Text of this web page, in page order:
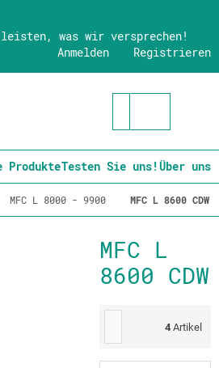
was wir versprechen!
Registrieren
Anmelden
ProdukteTesten Sie uns!Über uns
MFC L 8000 - 9900 MFC L 8600 CDW
MFC L
8600 CDW
4 Artikel